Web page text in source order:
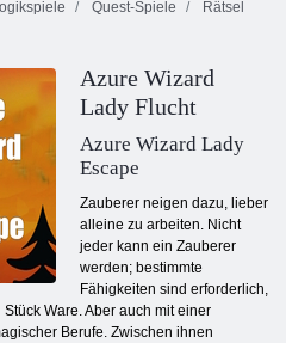
Quest-Spiele
Rätsel
Azure Wizard
Lady Flucht
Azure Wizard Lady
Escape
Zauberer neigen dazu, lieber
alleine zu arbeiten. Nicht
jeder kann ein Zauberer
werden; bestimmte
Fähigkeiten sind erforderlich,
Ware. Aber auch mit einer
Berufe. Zwischen ihnen